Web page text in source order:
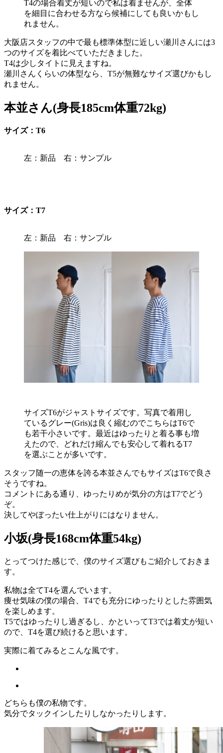
T4の場合着丈が短いので私は着ませんが、全体
を細目に合わせる方なら候補にしても良いかもし
れません。
大阪店スタッフの中で最も標準体型に近しい瀬川さんには3
つのサイズを着比べていただきました。
T4は少しタイトに見えますね。
瀬川さんくらいの体型なら、T5が無難なサイズ選びかもし
れません。
本並さん(身長185cm体重72kg)
サイズ：T6
左：新品 右：サンプル
サイズ：T7
左：新品 右：サンプル
サイズT6がジャストサイズです。写真で着用し
ているグレー(Gris)は良く縮むのでこちらはT6で
も若干小さいです。最近はゆったりと着る事も増
えたので、どれだけ縮んでも安心して着れるT7
を選ぶことが多いです。
スタッフ随一の恵体を誇る本並さんでもサイズはT6で良さ
そうですね。
コメントにある通り、ゆったりめが気分の方はT7でどう
ぞ。
決してやぼったい仕上がりにはなりません。
小坂(身長168cm体重54kg)
とってつけた感じで、僕のサイズ選びもご紹介しておきま
す。
私物は全てT4を選んでいます。
痩せ気味の僕の場合、T4でも充分にゆったりとした雰囲気
を楽しめます。
T5ではゆったりし過ぎるし、かといってT3では着丈が短い
ので、T4を選び続けると思います。
実際に着てみるとこんな風です。
どちらも僕の私物です。
気分でタックインしたりしなかったりします。